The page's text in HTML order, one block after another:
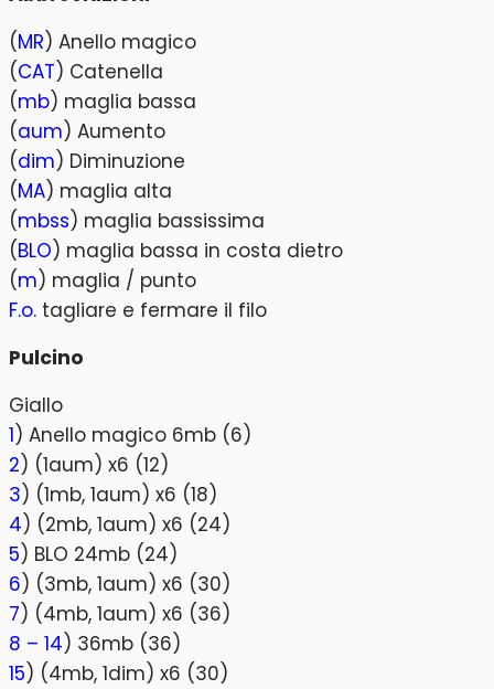
(MR) Anello magico
(CAT) Catenella
(mb) maglia bassa
(aum) Aumento
(dim) Diminuzione
(MA) maglia alta
(mbss) maglia bassissima
(BLO) maglia bassa in costa dietro
(m) maglia / punto
F.o. tagliare e fermare il filo
Pulcino
Giallo
1) Anello magico 6mb (6)
2) (1aum) x6 (12)
3) (1mb, 1aum) x6 (18)
4) (2mb, 1aum) x6 (24)
5) BLO 24mb (24)
6) (3mb, 1aum) x6 (30)
7) (4mb, 1aum) x6 (36)
8 – 14) 36mb (36)
15) (4mb, 1dim) x6 (30)